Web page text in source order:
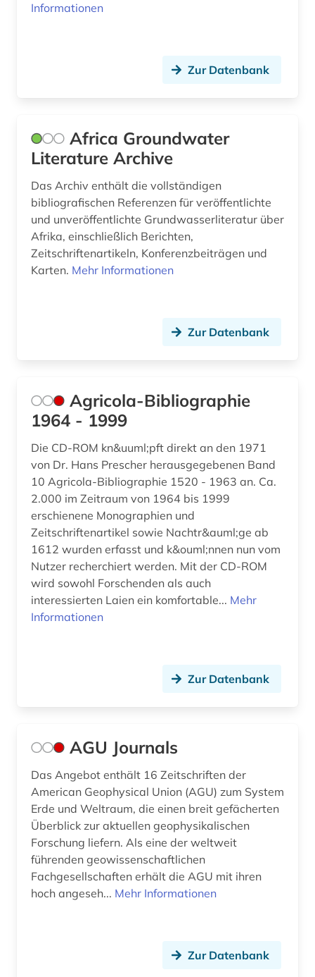
digitale karte (1)
digitalisierung (2)
discovery system (1)
dokumentenserver (2)
dynamik des ozeanbodens (1)
edelmetalle (1)
eis (2)
eisen (1)
ejournals (1)
elektrische energie (1)
elektronische zeitschrift (4)
elektronisches buch (34)
elektrotechnik (2)
engagement (1)
england (2)
englisch (1)
entomologie (3)
enzyklopädie (5)
epidemie (1)
Informationen
Zur Datenbank
Africa Groundwater
Literature Archive
Das Archiv enthält die vollständigen
bibliografischen Referenzen für veröffentlichte
und unveröffentlichte Grundwasserliteratur über
Afrika, einschließlich Berichten,
Zeitschriftenartikeln, Konferenzbeiträgen und
Karten. Mehr Informationen
Zur Datenbank
Agricola-Bibliographie
1964 - 1999
Die CD-ROM kn&uuml;pft direkt an den 1971
von Dr. Hans Prescher herausgegebenen Band
10 Agricola-Bibliographie 1520 - 1963 an. Ca.
2.000 im Zeitraum von 1964 bis 1999
erschienene Monographien und
Zeitschriftenartikel sowie Nachtr&auml;ge ab
1612 wurden erfasst und k&ouml;nnen nun vom
Nutzer recherchiert werden. Mit der CD-ROM
wird sowohl Forschenden als auch
interessierten Laien ein komfortable... Mehr
Informationen
Zur Datenbank
AGU Journals
Das Angebot enthält 16 Zeitschriften der
American Geophysical Union (AGU) zum System
Erde und Weltraum, die einen breit gefächerten
Überblick zur aktuellen geophysikalischen
Forschung liefern. Als eine der weltweit
führenden geowissenschaftlichen
Fachgesellschaften erhält die AGU mit ihren
hoch angeseh... Mehr Informationen
Zur Datenbank